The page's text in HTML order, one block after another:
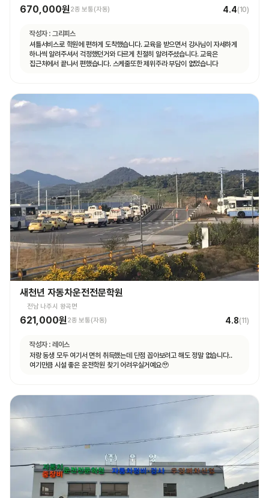
670,000원2종 보통(자동) 4.4(10)
작성자 : 그리피스
셔틀서비스로 학원에 편하게 도착했습니다. 교육을 받으면서 강사님이 자세하게
하나씩 알려주셔서 걱정했던거와 다르게 친절히 알려주셨습니다. 교육은
집근처에서 끝나서 편했습니다. 스케줄또한 제위주라 부담이 없었습니다
새천년 자동차운전전문학원
전남 나주시 왕곡면
621,000원 2종 보통(자동) 4.8(11)
작성자 : 레이스
저랑 동생 모두 여기서 면허 취득했는데 단점 꼽아보려고 해도 정말 없습니다..
여기만큼 시설 좋은 운전학원 찾기 어려우실거예요🥹